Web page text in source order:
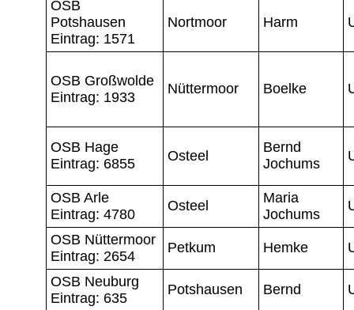
OSB
Potshausen
Eintrag: 1571
Nortmoor Harm
OSB Großwolde
Eintrag: 1933
Nüttermoor Boelke
OSB Hage
Eintrag: 6855
Osteel
Bernd
Jochums
OSB Arle
Eintrag: 4780
Osteel
Maria
Jochums
OSB Nüttermoor
Eintrag: 2654
Petkum Hemke
OSB Neuburg
Eintrag: 635
Potshausen Bernd